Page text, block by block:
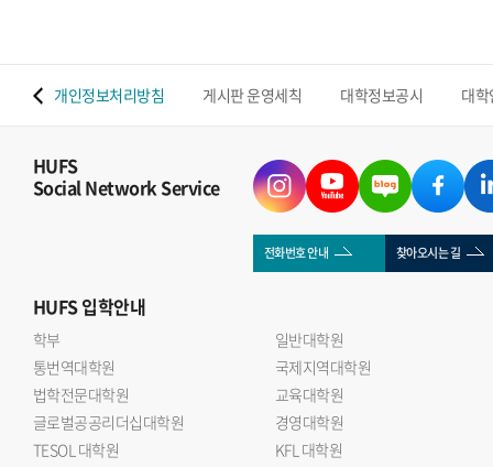
개인정보처리방침 게시판 운영세칙 대학정보공시 대
HUFS
Social Network Service
전화번호 안내 찾아오시는 길
HUFS입학안내
학부
일반대학원
통번역대학원
국제지역대학원
법학전문대학원
교육대학원
글로벌공공리더십대학원
경영대학원
TESOL 대학원
KFL 대학원